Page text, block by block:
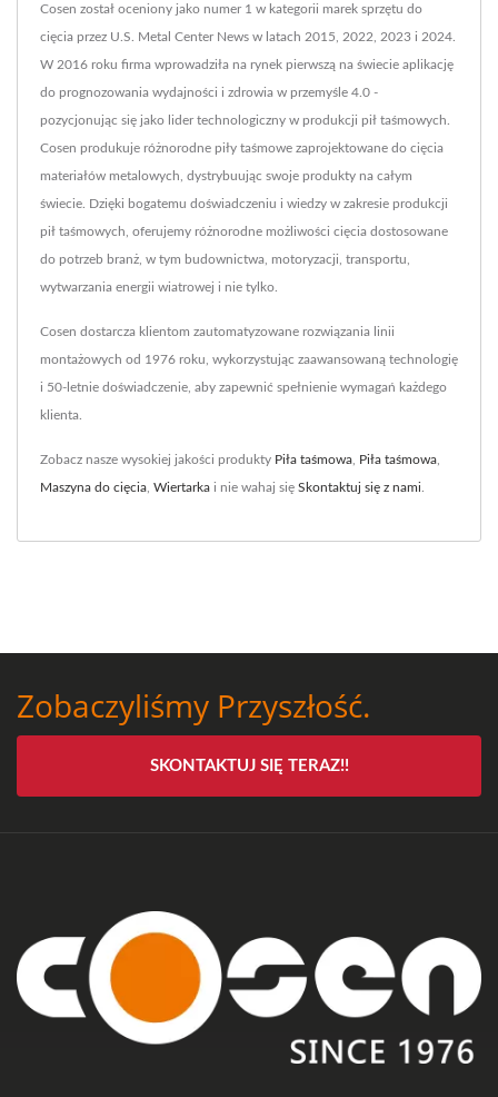
Cosen został oceniony jako numer 1 w kategorii marek sprzętu do
cięcia przez U.S. Metal Center News w latach 2015, 2022, 2023 i 2024.
W 2016 roku firma wprowadziła na rynek pierwszą na świecie aplikację
do prognozowania wydajności i zdrowia w przemyśle 4.0 -
pozycjonując się jako lider technologiczny w produkcji pił taśmowych.
Cosen produkuje różnorodne piły taśmowe zaprojektowane do cięcia
materiałów metalowych, dystrybuując swoje produkty na całym
świecie. Dzięki bogatemu doświadczeniu i wiedzy w zakresie produkcji
pił taśmowych, oferujemy różnorodne możliwości cięcia dostosowane
do potrzeb branż, w tym budownictwa, motoryzacji, transportu,
wytwarzania energii wiatrowej i nie tylko.
Cosen dostarcza klientom zautomatyzowane rozwiązania linii
montażowych od 1976 roku, wykorzystując zaawansowaną technologię
i 50-letnie doświadczenie, aby zapewnić spełnienie wymagań każdego
klienta.
Zobacz nasze wysokiej jakości produkty Piła taśmowa Piła taśmowa
Maszyna do cięcia Wiertarka i nie wahaj się Skontaktuj się z nami
Zobaczyliśmy Przyszłość.
SKONTAKTUJ SIĘ TERAZ!!